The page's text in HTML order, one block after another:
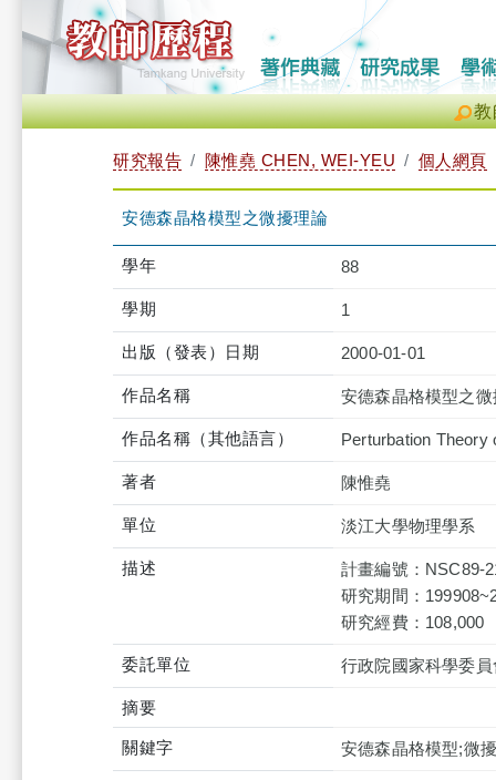
教
研究報告 陳惟堯 CHEN, WEI-YEU 個人網頁
安德森晶格模型之微擾理論
學年 88
學期 1
出版（發表）日期 2000-01-01
作品名稱 安德森晶格模型之
作品名稱（其他語言） Perturbation Theory
著者 陳惟堯
單位 淡江大學物理學系
描述
計畫編號：NSC89-
研究期間：
研究經費：108,000
委託單位 行政院國家科學委員
摘要
關鍵字 安德森晶格模型;微